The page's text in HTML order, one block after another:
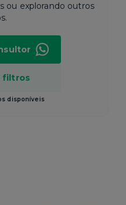
ou explorando outros
filtros
disponíveis